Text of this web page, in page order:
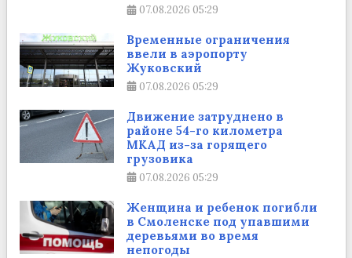
07.08.2026 05:29
Временные ограничения
ввели в аэропорту
Жуковский
07.08.2026 05:29
Движение затруднено в
районе 54-го километра
МКАД из-за горящего
грузовика
07.08.2026 05:29
Женщина и ребенок погибли
в Смоленске под упавшими
деревьями во время
непогоды